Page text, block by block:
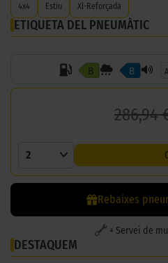
4x4 Estiu Xl-Reforçada
ETIQUETA DEL PNEUMÀTIC
B B A
286,94
2
Rebaixes
+ Servei de
DESTAQUEM